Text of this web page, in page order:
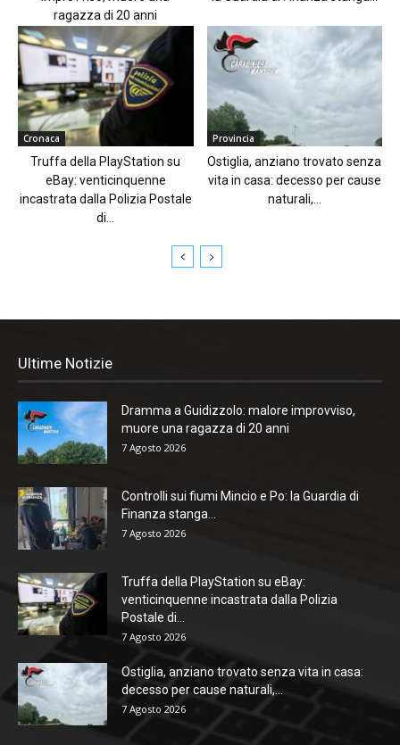
ragazza di 20 anni
Cronaca
Truffa della PlayStation su
eBay: venticinquenne
incastrata dalla Polizia Postale
di...
Provincia
Ostiglia, anziano trovato senza
vita in casa: decesso per cause
naturali,...
Ultime Notizie
Dramma a Guidizzolo: malore improvviso,
muore una ragazza di 20 anni
7 Agosto 2026
Controlli sui fiumi Mincio e Po: la Guardia di
Finanza stanga...
7 Agosto 2026
Truffa della PlayStation su eBay:
venticinquenne incastrata dalla Polizia
Postale di...
7 Agosto 2026
Ostiglia, anziano trovato senza vita in casa:
decesso per cause naturali,...
7 Agosto 2026